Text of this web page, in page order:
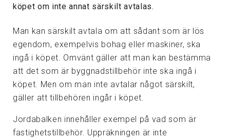
köpet om inte annat särskilt avtalas.
Man kan särskilt avtala om att sådant som är lös
egendom, exempelvis bohag eller maskiner, ska
ingå i köpet. Omvänt gäller att man kan bestämma
att det som är byggnadstillbehör inte ska ingå i
köpet. Men om man inte avtalar något särskilt,
gäller att tillbehören ingår i köpet.
Jordabalken innehåller exempel på vad som är
fastighetstillbehör. Uppräkningen är inte